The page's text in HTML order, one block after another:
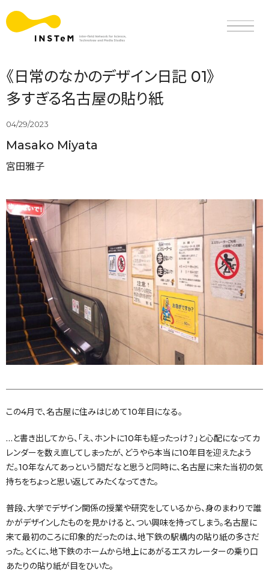
《日常のなかのデザイン日記 01》
多すぎる名古屋の貼り紙
04/29/2023
Masako Miyata
宮田雅子
この4月で、名古屋に住みはじめて10年目になる。
…と書き出してから、「え、ホントに10年も経ったっけ？」と心配になってカ
レンダーを数え直してしまったが、どうやら本当に10年目を迎えたよう
だ。10年なんてあっという間だなと思うと同時に、名古屋に来た当初の気
持ちをちょっと思い返してみたくなってきた。
普段、大学でデザイン関係の授業や研究をしているから、身のまわりで誰
かがデザインしたものを見かけると、つい興味を持ってしまう。名古屋に
来て最初のころに印象的だったのは、地下鉄の駅構内の貼り紙の多さだ
った。とくに、地下鉄のホームから地上にあがるエスカレーターの乗り口
あたりの貼り紙が目をひいた。